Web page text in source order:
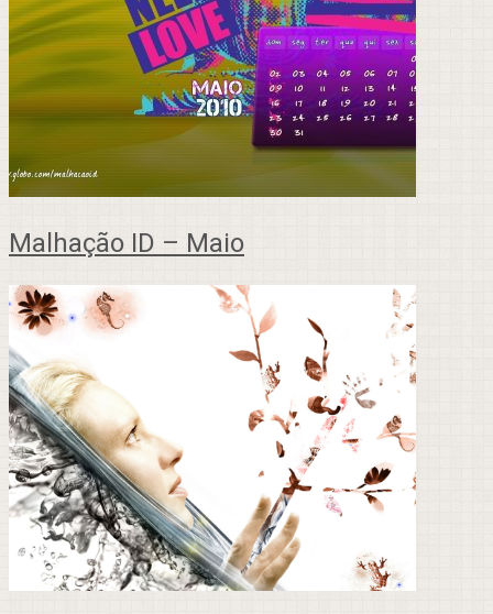
Malhação ID – Maio